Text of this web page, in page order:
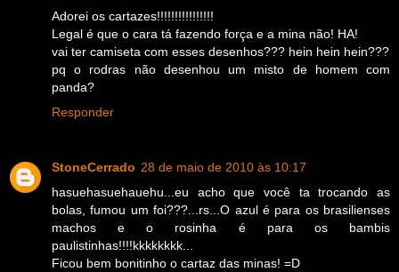
Adorei os cartazes!!!!!!!!!!!!!!!!
Legal é que o cara tá fazendo força e a mina não! HA!
vai ter camiseta com esses desenhos??? hein hein hein???
pq o rodras não desenhou um misto de homem com
panda?
Responder
StoneCerrado 28 de maio de 2010 às 10:17
hasuehasuehauehu...eu acho que você ta trocando as
bolas, fumou um foi???...rs...O azul é para os brasilienses
machos e o rosinha é para os bambis
paulistinhas!!!!kkkkkkkk...
Ficou bem bonitinho o cartaz das minas! =D